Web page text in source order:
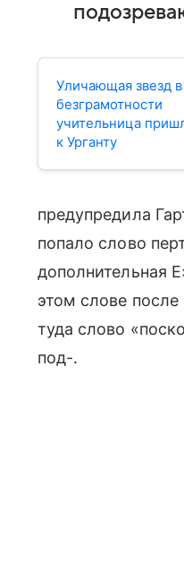
Уличающая звезд в
безграмотности
учительница
к Урганту
предупредила
попало слово
дополнительная
этом слове
туда слово
под-.